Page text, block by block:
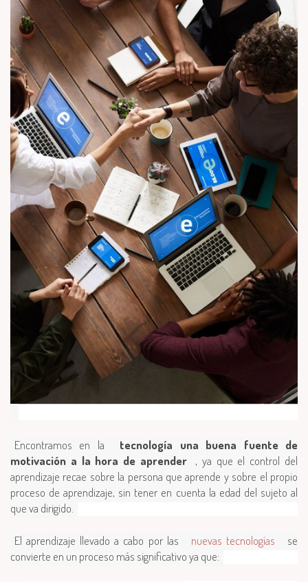
Encontramos en la
tecnología una buena fuente de
motivación a la hora de aprender
, ya que el control del
aprendizaje recae sobre la persona que aprende y sobre el propio
proceso de aprendizaje, sin tener en cuenta la edad del sujeto al
que va dirigido.
El aprendizaje llevado a cabo por las nuevas tecnologías
se
convierte en un proceso más significativo ya que: